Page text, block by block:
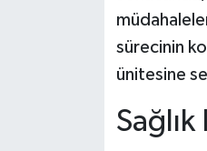
sürecinin
ünitesine